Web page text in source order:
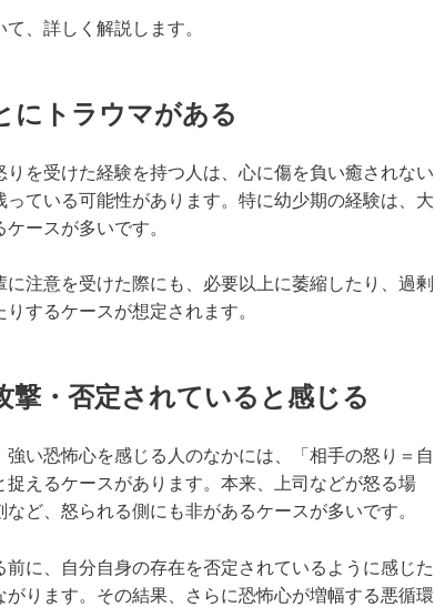
、詳しく解説します。
にトラウマがある
りを受けた経験を持つ人は、心に傷を負い癒されない
っている可能性があります。特に幼少期の経験は、大
ースが多いです。
に注意を受けた際にも、必要以上に萎縮したり、過剰
するケースが想定されます。
撃・否定されていると感じる
強い恐怖心を感じる人のなかには、「相手の怒り＝自
捉えるケースがあります。本来、上司などが怒る場
ど、怒られる側にも非があるケースが多いです。
前に、自分自身の存在を否定されているように感じた
がります。その結果、さらに恐怖心が増幅する悪循環